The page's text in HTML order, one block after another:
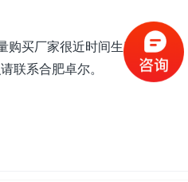
买厂家很近时间生产电极！
联系合肥卓尔。